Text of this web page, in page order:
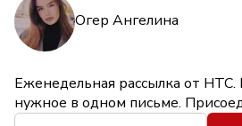
Огер Ангелина
Еженедельная рассылка от НТС.
нужное в одном письме.